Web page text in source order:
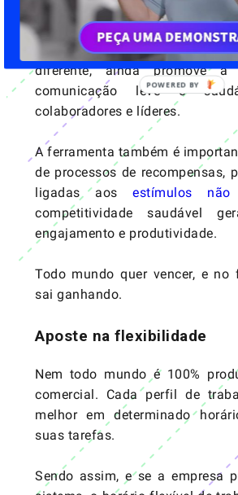
bem-estar do colaborador de
Além de oferecer uma
diferente, ainda promove
comunicação leve e
colaboradores e líderes.
A ferramenta também é
de processos de recompensas,
ligadas aos
estímulos não
competitividade saudável
engajamento e produtividade.
Todo mundo quer vencer, e
sai ganhando.
Aposte na flexibilidade
Nem todo mundo é 100%
comercial. Cada perfil de
melhor em determinado
suas tarefas.
Sendo assim, e se a empresa